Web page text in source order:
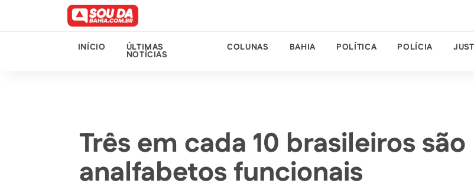
INÍCIO ÚLTIMAS
NOTÍCIAS
COLUNAS BAHIA POLÍTICA POLÍCIA
Três em cada 10 brasileiros são
analfabetos funcionais